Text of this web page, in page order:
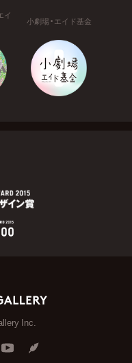
イ
小劇場・エイド基金
Inc.